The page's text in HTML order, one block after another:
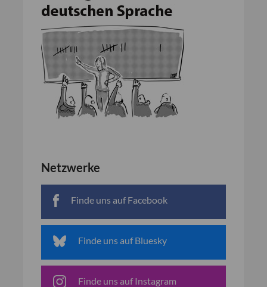
Netzwerke
Finde uns auf Facebook
Finde uns auf Bluesky
Finde uns auf Instagram